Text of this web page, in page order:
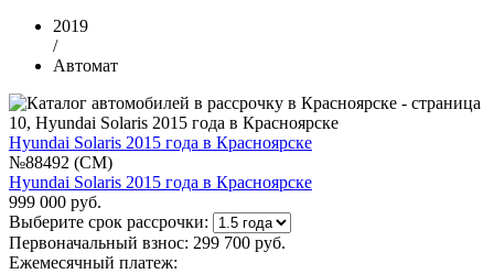
2019
/
Автомат
Hyundai Solaris 2015 года в Красноярске
№88492 (CM)
Hyundai Solaris 2015 года в Красноярске
999 000 руб.
Выберите срок рассрочки:
Первоначальный взнос: 299 700 руб.
Ежемесячный платеж: